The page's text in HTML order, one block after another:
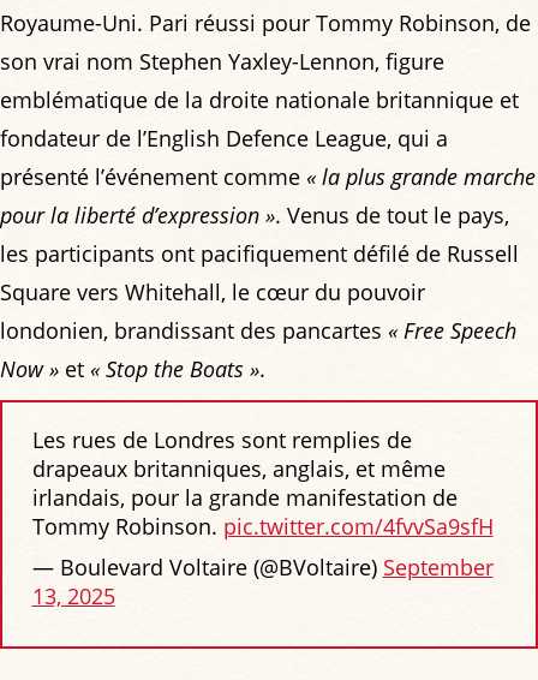
Royaume-Uni. Pari réussi pour Tommy Robinson, de
son vrai nom Stephen Yaxley-Lennon, figure
emblématique de la droite nationale britannique et
fondateur de l’English Defence League, qui a
présenté l’événement comme « la plus grande marche
pour la liberté d’expression ». Venus de tout le pays,
les participants ont pacifiquement défilé de Russell
Square vers Whitehall, le cœur du pouvoir
londonien, brandissant des pancartes « Free Speech
Now » et « Stop the Boats ».
Les rues de Londres sont remplies de
drapeaux britanniques, anglais, et même
irlandais, pour la grande manifestation de
Tommy Robinson. pic.twitter.com/4fvvSa9sfH
— Boulevard Voltaire (@BVoltaire) September
13, 2025